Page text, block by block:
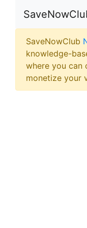
SaveNowClub
knowledge-
where you can
monetize your